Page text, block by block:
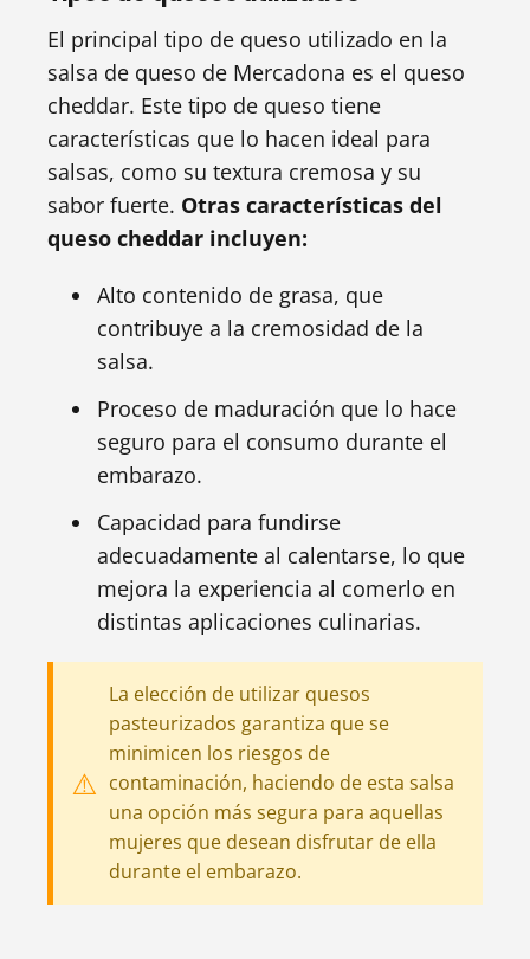
El principal tipo de queso utilizado en la
salsa de queso de Mercadona es el queso
cheddar. Este tipo de queso tiene
características que lo hacen ideal para
salsas, como su textura cremosa y su
sabor fuerte. Otras características del
queso cheddar incluyen:
Alto contenido de grasa, que
contribuye a la cremosidad de la
salsa.
Proceso de maduración que lo hace
seguro para el consumo durante el
embarazo.
Capacidad para fundirse
adecuadamente al calentarse, lo que
mejora la experiencia al comerlo en
distintas aplicaciones culinarias.
La elección de utilizar quesos
pasteurizados garantiza que se
minimicen los riesgos de
contaminación, haciendo de esta salsa
una opción más segura para aquellas
mujeres que desean disfrutar de ella
durante el embarazo.